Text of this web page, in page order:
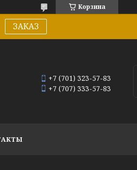
Корзина
ЗАКАЗ
+7 (701) 323-57-83
+7 (707) 333-57-83